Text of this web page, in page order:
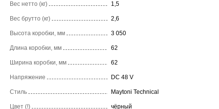
Вес нетто (кг) 1,5
Вес брутто (кг) 2,6
Высота коробки, мм 3 050
Длина коробки, мм 62
Ширина коробки, мм 62
Напряжение DC 48 V
Стиль Maytoni Technical
Цвет (!) чёрный